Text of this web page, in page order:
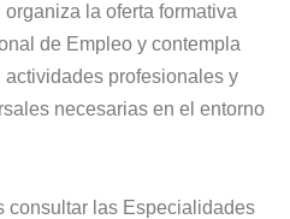
la oferta formativa
de Empleo y contempla
profesionales y
necesarias en el entorno
consultar las Especialidades